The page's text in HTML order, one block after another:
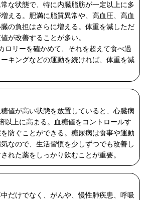
な状態で、特に内臓脂肪が一定以上に多
える。肥満に脂質異常や、高血圧、高血
の負担はさらに増える。体重を減しただ
が改善することが多い。
ロリーを確かめて、それを超えて食べ過
キングなどの運動を続ければ、体重を減
値が高い状態を放置していると、心臓病
以上に高まる。血糖値をコントロールす
防ぐことができる。糖尿病は食事や運動
なので、生活習慣を少しずつでも改善し
れた薬をしっかり飲むことが重要。
だけでなく、がんや、慢性肺疾患、呼吸